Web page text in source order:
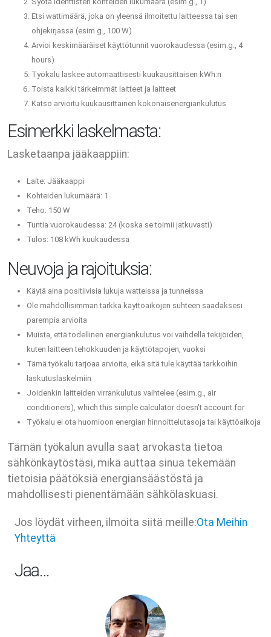
Etsi wattimäärä, joka on yleensä ilmoitettu laitteessa tai sen
ohjekirjassa (esim.g., 100 W)
Arvioi keskimääräiset käyttötunnit vuorokaudessa (esim.g., 4
hours)
Työkalu laskee automaattisesti kuukausittaisen kWh:n
Toista kaikki tärkeimmät laitteet ja laitteet
Katso arvioitu kuukausittainen kokonaisenergiankulutus
Esimerkki laskelmasta:
Lasketaanpa jääkaappiin:
Laite: Jääkaappi
Kohteiden lukumäärä: 1
Teho: 150 W
Tuntia vuorokaudessa: 24 (koska se toimii jatkuvasti)
Tulos: 108 kWh kuukaudessa
Neuvoja ja rajoituksia:
Käytä aina positiivisia lukuja watteissa ja tunneissa
Ole mahdollisimman tarkka käyttöaikojen suhteen saadaksesi
parempia arvioita
Muista, että todellinen energiankulutus voi vaihdella tekijöiden,
kuten laitteen tehokkuuden ja käyttötapojen, vuoksi
Tämä työkalu tarjoaa arvioita, eikä sitä tule käyttää tarkkoihin
laskutuslaskelmiin
Joidenkin laitteiden virrankulutus vaihtelee (esim.g., air
conditioners), which this simple calculator doesn't account for
Työkalu ei ota huomioon energian hinnoittelutasoja tai käyttöaikoja
Tämän työkalun avulla saat arvokasta tietoa
sähkönkäytöstäsi, mikä auttaa sinua tekemään
tietoisia päätöksiä energiansäästöstä ja
mahdollisesti pienentämään sähkölaskuasi.
Jos löydät virheen, ilmoita siitä meille:Ota Meihin
Yhteyttä
Jaa…